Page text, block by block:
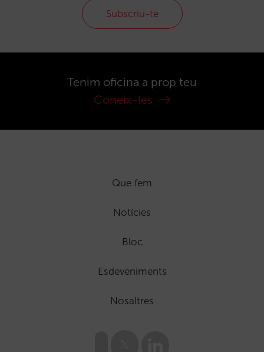
Subscriu-te
Tenim oficina a prop teu
Coneix-les
Que fem
Notícies
Bloc
Esdeveniments
Nosaltres